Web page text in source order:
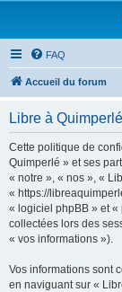
FAQ
Accueil du forum
Libre à
Cette politique de
Quimperlé » et ses
« notre », « nos », «
« https://
« logiciel phpBB » et
collectées lors des
« vos informations »).
Vos informations sont
en naviguant sur «